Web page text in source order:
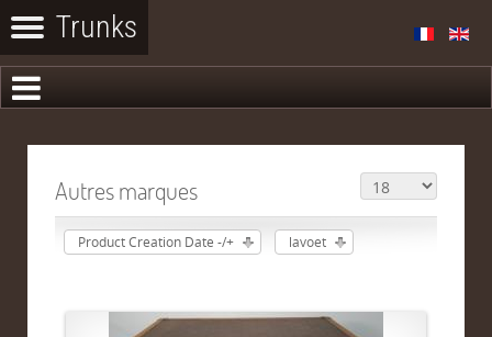
Autres marques
Product Creation Date -/+ lavoet